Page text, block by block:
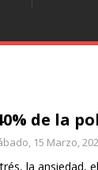
de la
15 Marzo,
la ansiedad,